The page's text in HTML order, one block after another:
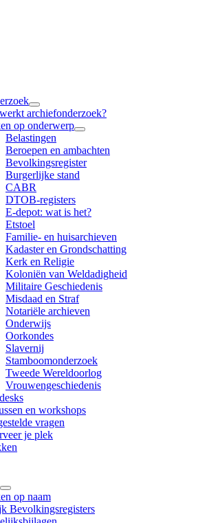
archiefonderzoek?
op onderwerp
Belastingen
Beroepen en ambachten
Bevolkingsregister
Burgerlijke stand
CABR
DTOB-registers
E-depot: wat is het?
Etstoel
Familie- en huisarchieven
Kadaster en Grondschatting
Kerk en Religie
Koloniën van Weldadigheid
Militaire Geschiedenis
Misdaad en Straf
Notariële archieven
Onderwijs
Oorkondes
Slavernij
Stamboomonderzoek
Tweede Wereldoorlog
Vrouwengeschiedenis
en workshops
vragen
je plek
op naam
Bevolkingsregisters